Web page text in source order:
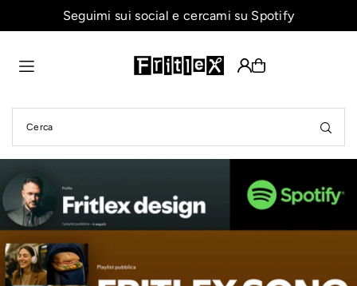
Translation missing: it.accessibility.skip_to_text
Seguimi sui social e cercami su Spotify